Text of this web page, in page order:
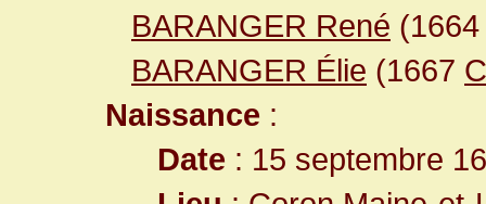
BARANGER René
BARANGER Élie (1667
Naissance :
Date : 15 septembre